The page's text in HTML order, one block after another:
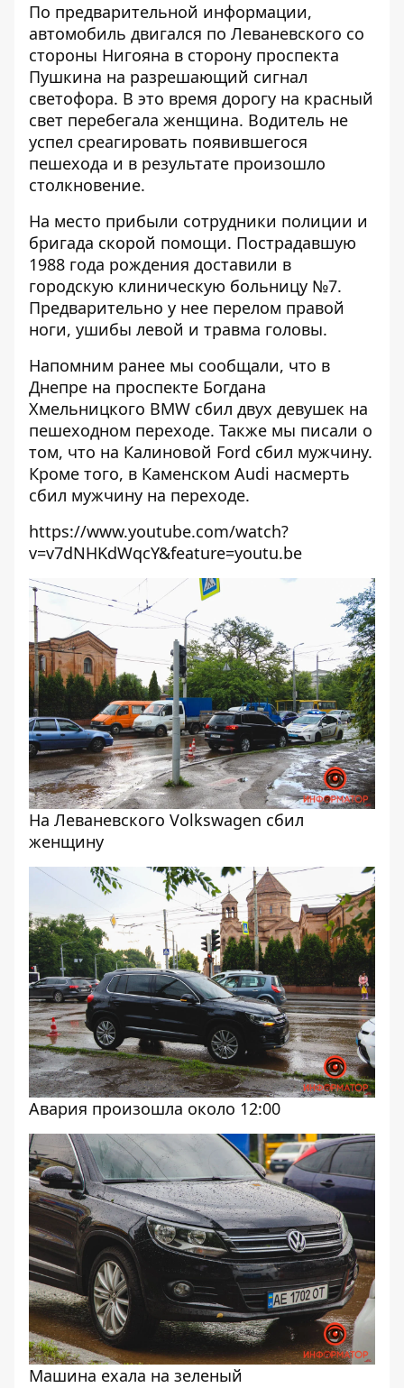
По предварительной информации,
автомобиль двигался по Леваневского со
стороны Нигояна в сторону проспекта
Пушкина на разрешающий сигнал
светофора. В это время дорогу на красный
свет перебегала женщина. Водитель не
успел среагировать появившегося
пешехода и в результате произошло
столкновение.
На место прибыли сотрудники полиции и
бригада скорой помощи. Пострадавшую
1988 года рождения доставили в
городскую клиническую больницу №7.
Предварительно у нее перелом правой
ноги, ушибы левой и травма головы.
Напомним ранее мы сообщали, что в
Днепре на проспекте Богдана
Хмельницкого BMW сбил двух девушек на
пешеходном переходе. Также мы писали о
том, что на Калиновой Ford сбил мужчину.
Кроме того, в Каменском Audi насмерть
сбил мужчину на переходе.
https://www.youtube.com/watch?
v=v7dNHKdWqcY&feature=youtu.be
На Леваневского Volkswagen сбил
женщину
Авария произошла около 12:00
Машина ехала на зеленый